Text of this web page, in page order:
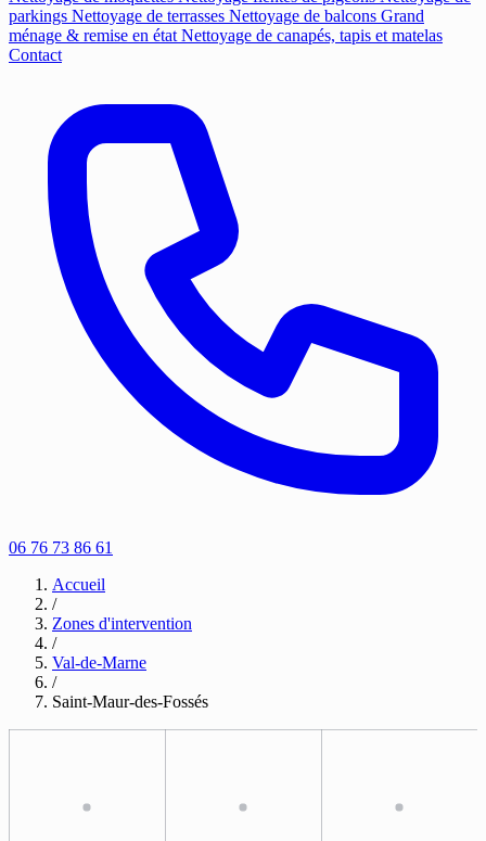
parkings Nettoyage de terrasses Nettoyage de balcons Grand
ménage & remise en état Nettoyage de canapés, tapis et matelas
Contact
06 76 73 86 61
Accueil
/
Zones d'intervention
/
Val-de-Marne
/
Saint-Maur-des-Fossés